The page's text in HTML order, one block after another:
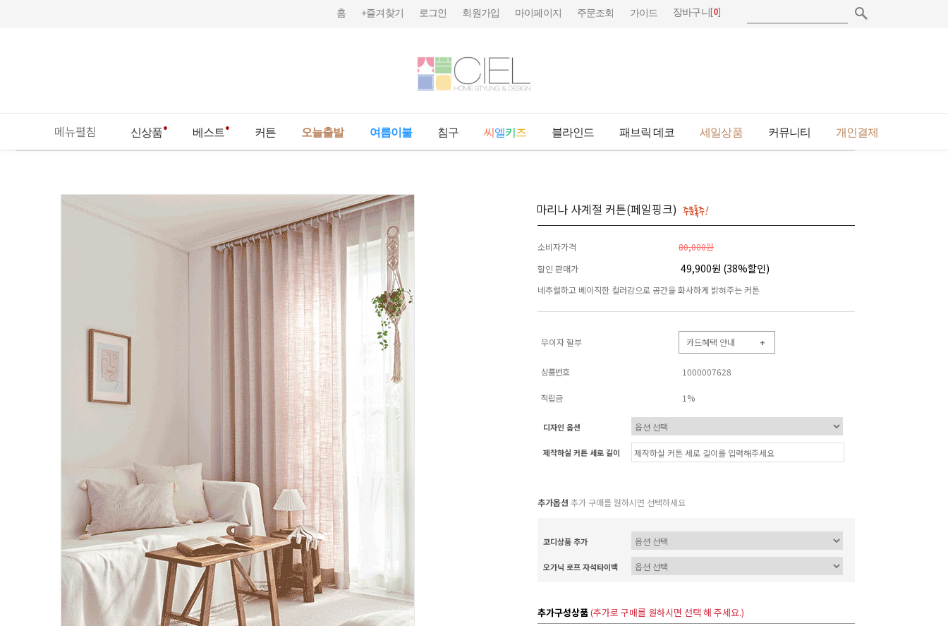
홈 +즐겨찾기 로그인 회원가입 마이페이지 주문조회 가이드 장바구니[0]
메뉴펼침 신상품 베스트 커튼 오늘출발 여름이불 침구 씨 엘키 즈 블라인드 패브릭 데코 세일상품 커뮤니티 개인결제
마리나 사계절 커튼(페일핑크)
소비자가격
80,000원
할인 판매가
49,900원 (38%할인)
네추럴하고 베이직한 컬러감으로 공간을 화사하게 밝혀주는 커튼
무이자 할부 카드혜택 안내 +
상품번호 1000007628
적립금 1%
디자인 옵션
제작하실 커튼 세로 길이
추가옵션 추가 구매를 원하시면 선택하세요
코디상품 추가
오가닉 로프 자석타이백
추가구성상품(추가로 구매를 원하시면 선택 해 주세요.)